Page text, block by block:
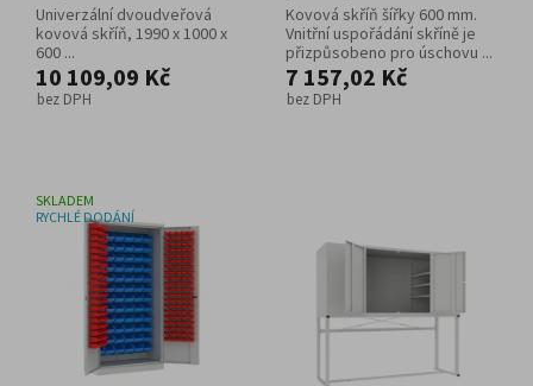
Univerzální dvoudveřová
kovová skříň, 1990 x 1000 x
600 ...
10 109,09 Kč
bez DPH
Kovová skříň šířky 600 mm.
Vnitřní uspořádání skříně je
přizpůsobeno pro úschovu ...
7 157,02 Kč
bez DPH
SKLADEM
RYCHLÉ DODÁNÍ